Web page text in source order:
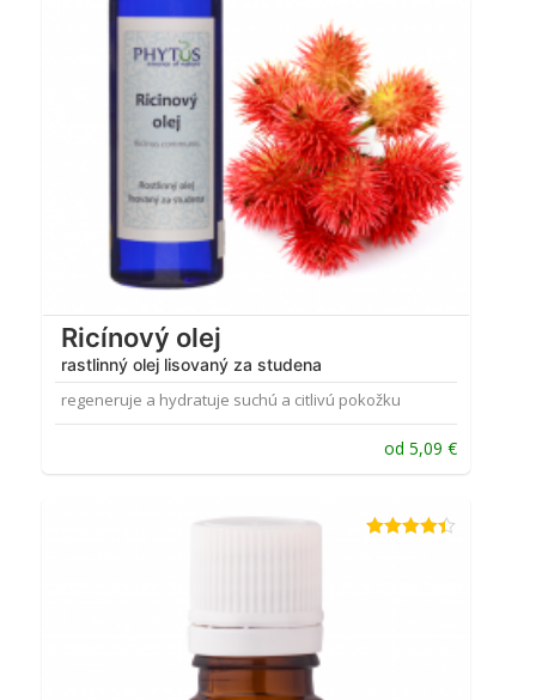
Ricínový olej
rastlinný olej lisovaný za studena
regeneruje a hydratuje suchú a citlivú pokožku
od 5,09 €